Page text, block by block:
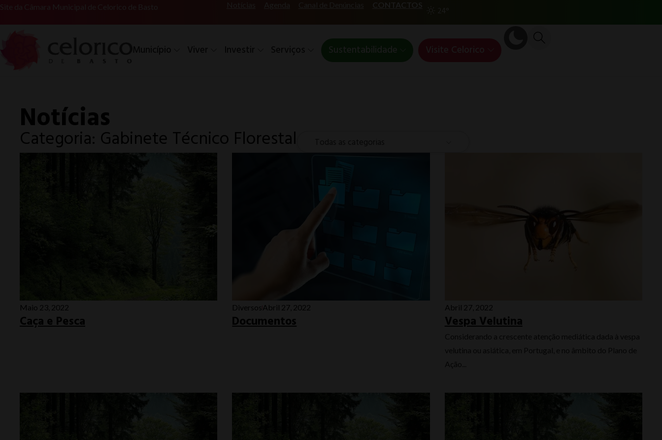
Notícias
Categoria: Gabinete Técnico Florestal
Maio 23, 2022
Caça e Pesca
Diversos Abril 27, 2022
Documentos
Abril 27, 2022
Vespa Velutina